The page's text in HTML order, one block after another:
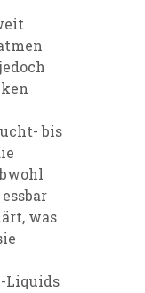
bis
was
Liquids